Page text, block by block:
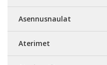
Asennusnaulat
Aterimet